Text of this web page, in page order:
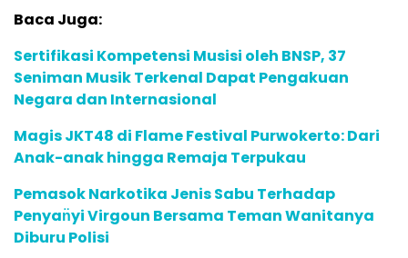
Baca Juga:
Sertifikasi Kompetensi Musisi oleh BNSP, 37
Seniman Musik Terkenal Dapat Pengakuan
Negara dan Internasional
Magis JKT48 di Flame Festival Purwokerto: Dari
Anak-anak hingga Remaja Terpukau
Pemasok Narkotika Jenis Sabu Terhadap
Penyan̈yi Virgoun Bersama Teman Wanitanya
Diburu Polisi